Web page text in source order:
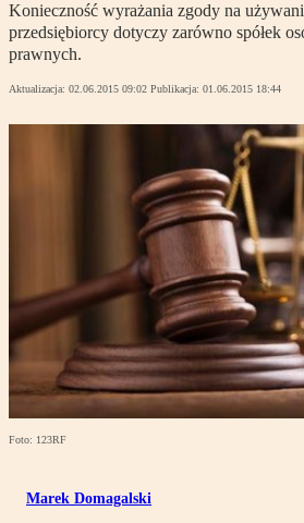
Konieczność wyrażania zgody na
przedsiębiorcy dotyczy zarówno spółek
prawnych.
Aktualizacja: 02.06.2015 09:02 Publikacja: 01.06.2015 18:44
Foto: 123RF
Marek Domagalski